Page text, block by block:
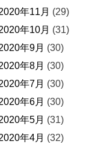
年11月 (29)
年10月 (31)
年9月 (30)
年8月 (30)
年7月 (30)
年6月 (30)
年5月 (31)
年4月 (32)